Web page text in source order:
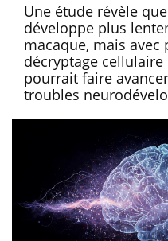
Une étude révèle
développe plus
macaque, mais
décryptage
pourrait faire
troubles